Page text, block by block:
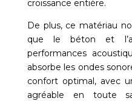
croissance entière.
De plus, ce matériau
que le béton et
performances
absorbe les ondes
confort optimal, avec
agréable en toute